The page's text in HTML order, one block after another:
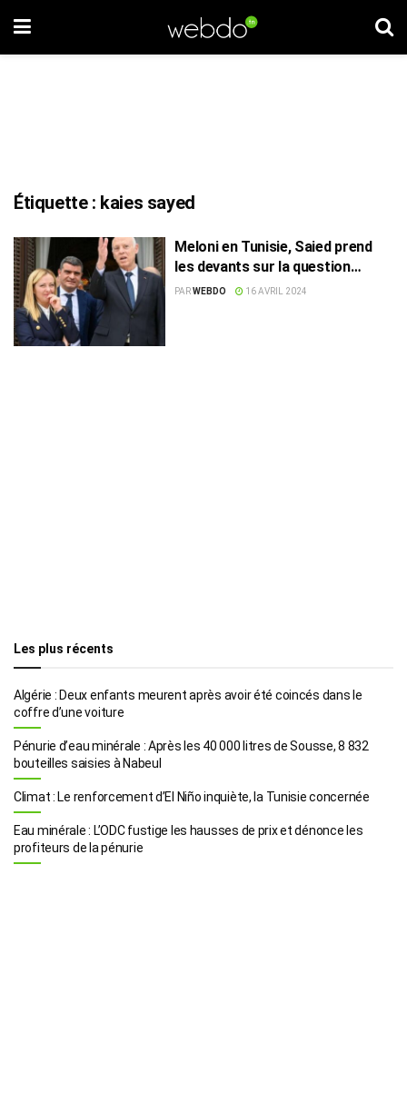
Étiquette : kaies sayed
Meloni en Tunisie, Saied prend
les devants sur la question
migratoire
PARWEBDO 16 AVRIL 2024
Les plus récents
Algérie : Deux enfants meurent après avoir été coincés dans le
coffre d’une voiture
Pénurie d’eau minérale : Après les 40 000 litres de Sousse, 8 832
bouteilles saisies à Nabeul
Climat : Le renforcement d’El Niño inquiète, la Tunisie concernée
Eau minérale : L’ODC fustige les hausses de prix et dénonce les
profiteurs de la pénurie